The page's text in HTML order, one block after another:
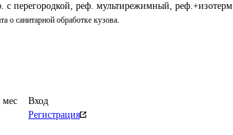
с перегородкой, реф. мультирежимный, реф.+изотерм
о санитарной обработке кузова.
мес
Вход
Регистрация